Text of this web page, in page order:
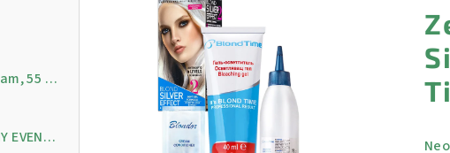
Lebelage Vitamin C Pure Cream, 55 ml - Rozjasňující pleťový krém s vitamínem C
SADA NA ČIŠTĚNÍ PLETI ATOMY EVENING CARE - 4 KROKY PRO ČISTOU A ZÁŘIVOU PLEŤ